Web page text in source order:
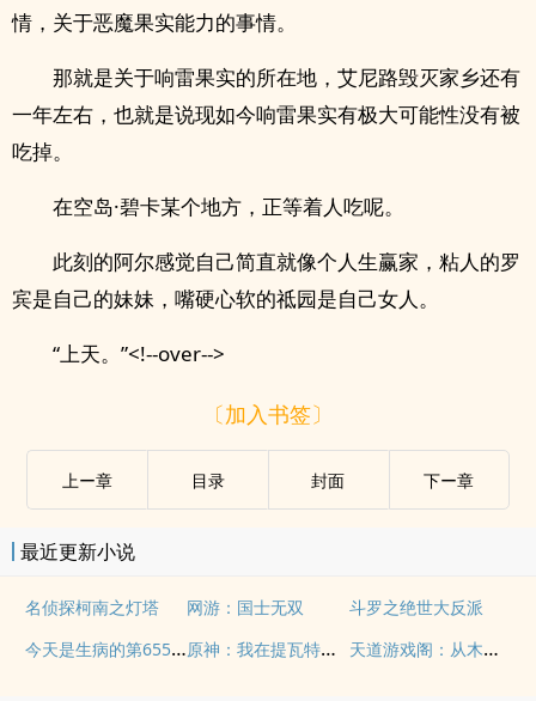
情，关于恶魔果实能力的事情。
那就是关于响雷果实的所在地，艾尼路毁灭家乡还有
一年左右，也就是说现如今响雷果实有极大可能性没有被
吃掉。
在空岛·碧卡某个地方，正等着人吃呢。
此刻的阿尔感觉自己简直就像个人生赢家，粘人的罗
宾是自己的妹妹，嘴硬心软的祗园是自己女人。
“上天。”<!--over-->
〔加入书签〕
上ー章 目录 封面 下ー章
最近更新小说
名侦探柯南之灯塔 网游：国士无双 斗罗之绝世大反派
今天是生病的第6552天 原神：我在提瓦特的那些事 天道游戏阁：从木叶开始